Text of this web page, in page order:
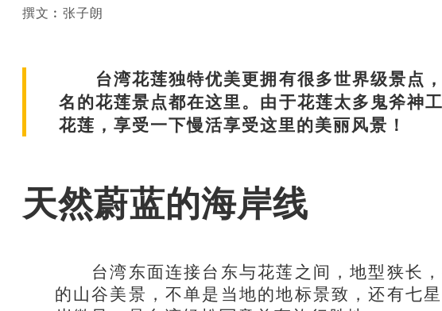
撰文︰张子朗
台湾花莲独特优美更拥有很多世界级景点，
名的花莲景点都在这里。由于花莲太多鬼斧神
花莲，享受一下慢活享受这里的美丽风景！
天然蔚蓝的海岸线
台湾东面连接台东与花莲之间，地型狭长，
的山谷美景，不单是当地的地标景致，还有七